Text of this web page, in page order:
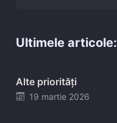
Ultimele articole:
Alte priorități
Posted
19 martie 2026